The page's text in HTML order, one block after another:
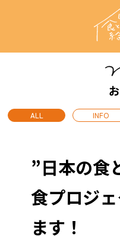
ALL INFO
”日本の食
食プロジ
ます！